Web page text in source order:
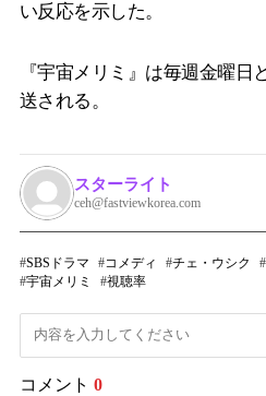
い反応を示した。
『宇宙メリミ』は毎週金曜日
送される。
スターライト
ceh@fastviewkorea.com
SBSドラマ コメディ チェ・ウシク
宇宙メリミ
視聴率
コメント 0